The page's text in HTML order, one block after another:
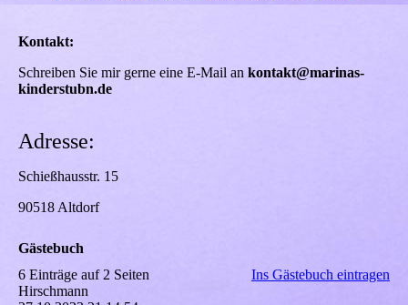
Kontakt:
Schreiben Sie mir gerne eine E-Mail an kontakt@marinas-
kinderstubn.de
Adresse:
Schießhausstr. 15
90518 Altdorf
Gästebuch
6 Einträge auf 2 Seiten
Ins Gästebuch eintragen
Hirschmann